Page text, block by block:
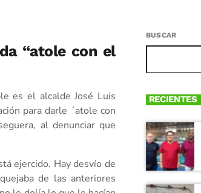
“atole con el
es el alcalde José Luis
para darle ´atole con
al denunciar que
ejercido. Hay desvío de
de las anteriores
BUSCAR
RECIENTES